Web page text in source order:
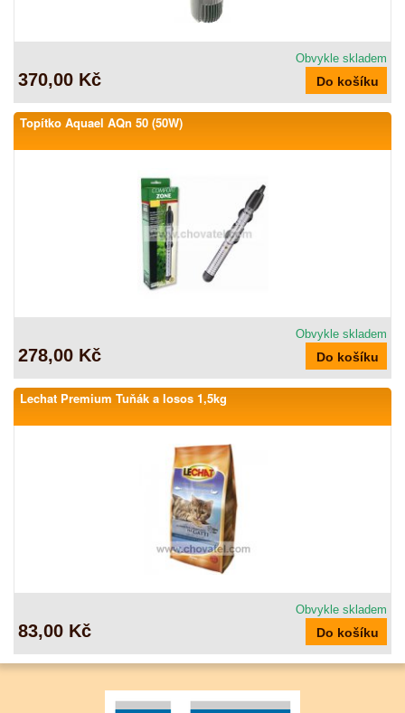
Obvykle skladem
370,00 Kč
Topítko Aquael AQn 50 (50W)
Obvykle skladem
278,00 Kč
Lechat Premium Tuňák a losos 1,5kg
Obvykle skladem
83,00 Kč